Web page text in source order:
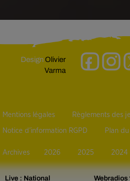
Live : National Webradios
DesignOlivier
Varma
Mentions légales Règlements des
Notice d’information RGPD Plan
Archives 2026 2025 2024